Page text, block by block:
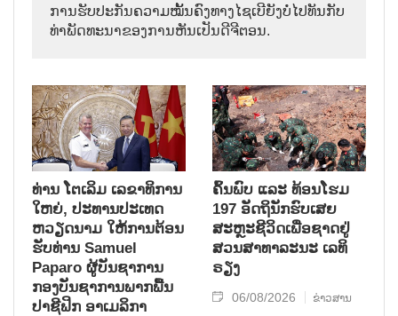
ການຮັບປະກັນຄວາມໝັ້ນຄົງທາງໄຊເບີຍັງບໍ່ໄປທັນກັບ
ທ່າພັດທະນາຂອງການຫັນເປັນດີຈີຕອນ.
ທ່ານ ໂຕ​ເລິມ ເລ​ຂາ​ທິ​ການ​
ໃຫຍ່, ປະ​ທານ​ປະ​ເທດ ​
ຫວຽດ​ນາມ ໃຫ້​ການ​ຕ້ອນ​
ຮັບ​ທ່ານ Samuel
Paparo ຜູ້​ບັນ​ຊາ​ການ
ກອງ​ບັນ​ຊາ​ການພາກ​ພື້ນ​
ປາ​ຊີ​ຟິກ ອາ​ເມ​ລິ​ກາ
ຄົ້ນ​ພົບ ແລະ ທ້ອນ​ໂຮມ
197 ອັດ​ຖິ​ນັກ​ຮົບ​ເສຍ​
ສະຫຼະ​ຊີ​ວິດ​ເພື່ອ​ຊາດ​ຢູ່​
ສວນ​ສາ​ທາ​ລະ​ນະ ເລ​ທິ​
ຣຽງ
06/08/2026 ຂ່າວສານ